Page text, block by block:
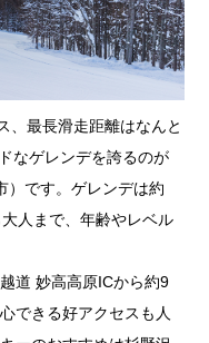
、最長滑走距離はなんと
なゲレンデを誇るのが
）です。ゲレンデは約
人まで、年齢やレベル
道 妙高高原ICから約9
できる好アクセスも人